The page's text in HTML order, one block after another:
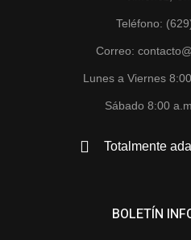
Teléfono:
Correo:
Lunes a Viernes
Sábado 8:00
Totalmente
BOLETÍN